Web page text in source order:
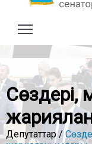
Сөздері,
Депутаттар /